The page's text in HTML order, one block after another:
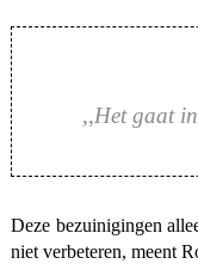
,, Het gaat
Deze bezuinigingen
niet verbeteren, meent